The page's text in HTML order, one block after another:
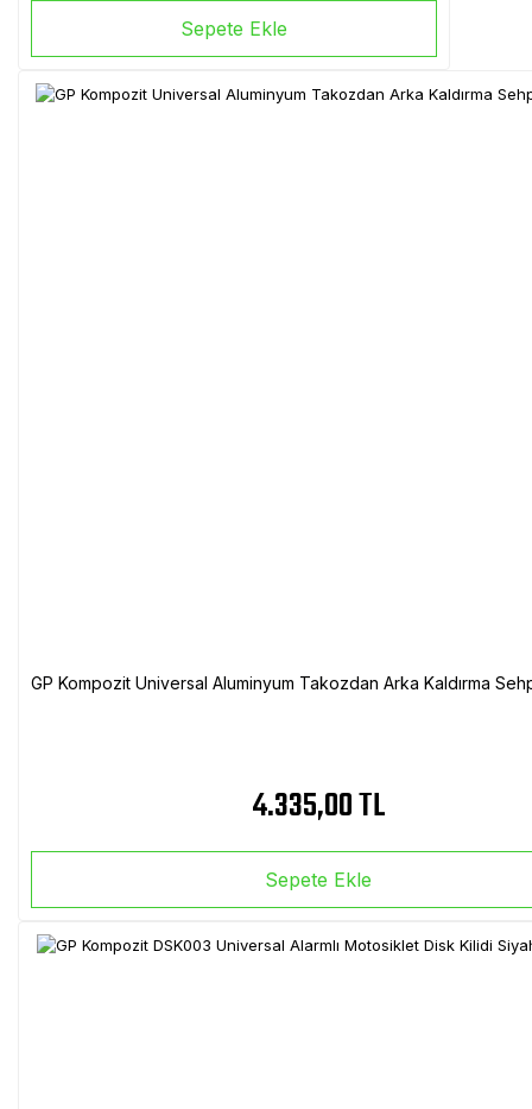
Sepete Ekle
GP Kompozit Universal Aluminyum Takozdan Arka Kaldırma
4.335,00 TL
Sepete Ekle